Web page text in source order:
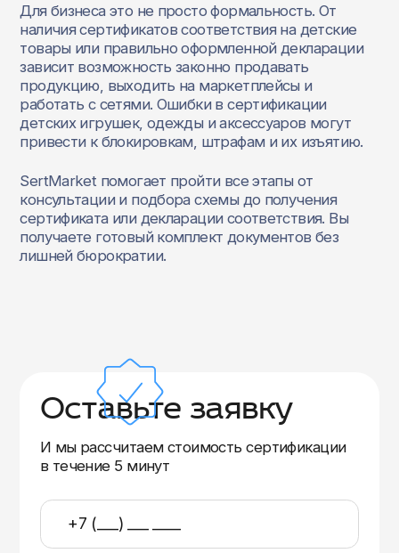
Для бизнеса это не просто формальность. От
наличия сертификатов соответствия на детские
товары или правильно оформленной декларации
зависит возможность законно продавать
продукцию, выходить на маркетплейсы и
работать с сетями. Ошибки в сертификации
детских игрушек, одежды и аксессуаров могут
привести к блокировкам, штрафам и их изъятию.
SertMarket помогает пройти все этапы от
консультации и подбора схемы до получения
сертификата или декларации соответствия. Вы
получаете готовый комплект документов без
лишней бюрократии.
Оставьте заявку
И мы рассчитаем стоимость сертификации
в течение 5 минут